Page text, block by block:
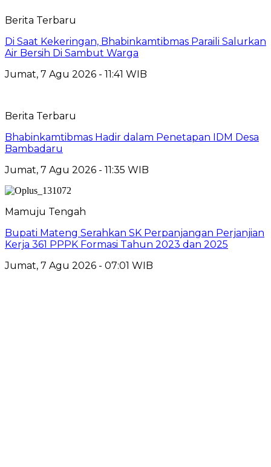
Berita Terbaru
Di Saat Kekeringan, Bhabinkamtibmas Paraili Salurkan
Air Bersih Di Sambut Warga
Jumat, 7 Agu 2026 - 11:41 WIB
Berita Terbaru
Bhabinkamtibmas Hadir dalam Penetapan IDM Desa
Bambadaru
Jumat, 7 Agu 2026 - 11:35 WIB
Mamuju Tengah
Bupati Mateng Serahkan SK Perpanjangan Perjanjian
Kerja 361 PPPK Formasi Tahun 2023 dan 2025
Jumat, 7 Agu 2026 - 07:01 WIB